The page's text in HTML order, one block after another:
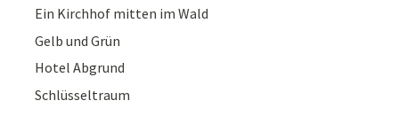
Ein Kirchhof mitten im Wald
Gelb und Grün
Hotel Abgrund
Schlüsseltraum